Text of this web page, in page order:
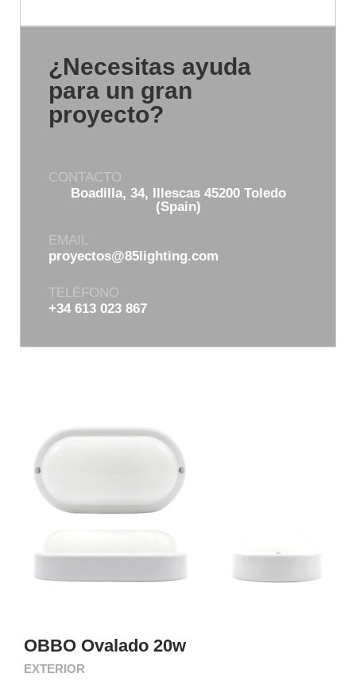
¿Necesitas ayuda
para un gran
proyecto?
CONTACTO
Boadilla, 34, Illescas 45200 Toledo
(Spain)
EMAIL
proyectos@85lighting.com
TELÉFONO
+34 613 023 867
OBBO Ovalado 20w
EXTERIOR